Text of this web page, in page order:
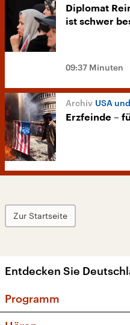
Diplomat
ist schwer
09:37 Minuten
USA
Erzfeinde –
Zur Startseite
Entdecken Sie
Programm